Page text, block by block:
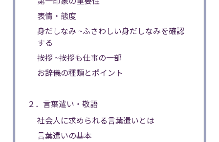
表情・態度
身だしなみ ~ふさわしい身だしなみを確認
する
挨拶 ~挨拶も仕事の一部
お辞儀の種類とポイント
２．言葉遣い・敬語
社会人に求められる言葉遣いとは
言葉遣いの基本